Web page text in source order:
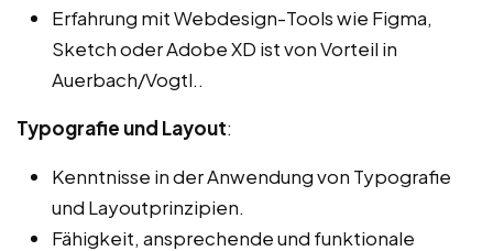
Erfahrung mit Webdesign-Tools wie Figma,
Sketch oder Adobe XD ist von Vorteil in
Auerbach/Vogtl..
Typografie und Layout:
Kenntnisse in der Anwendung von Typografie
und Layoutprinzipien.
Fähigkeit, ansprechende und funktionale